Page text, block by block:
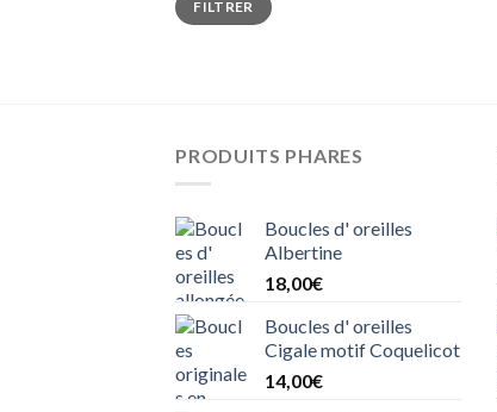
FILTRER
PRODUITS PHARES
Boucles d' oreilles
Albertine
18,00€
Boucles d' oreilles
Cigale motif Coquelicot
14,00€